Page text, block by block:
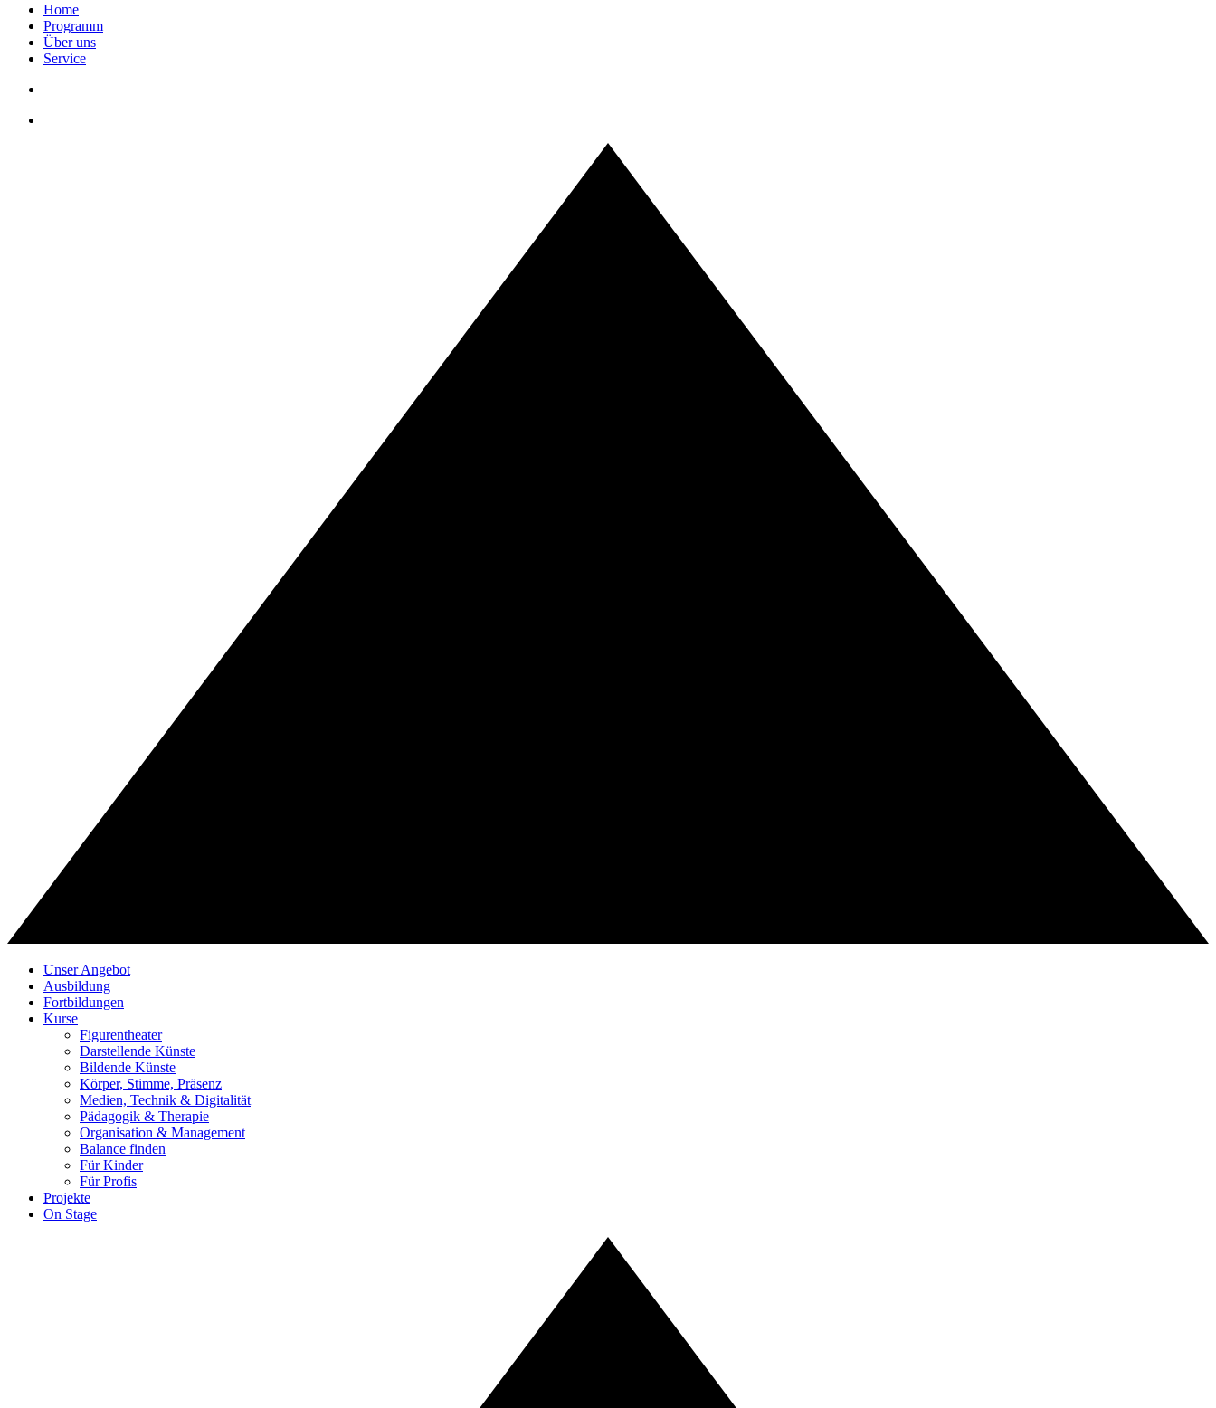
Home
Programm
Über uns
Service
Unser Angebot
Ausbildung
Fortbildungen
Kurse
Figurentheater
Darstellende Künste
Bildende Künste
Körper, Stimme, Präsenz
Medien, Technik & Digitalität
Pädagogik & Therapie
Organisation & Management
Balance finden
Für Kinder
Für Profis
Projekte
On Stage